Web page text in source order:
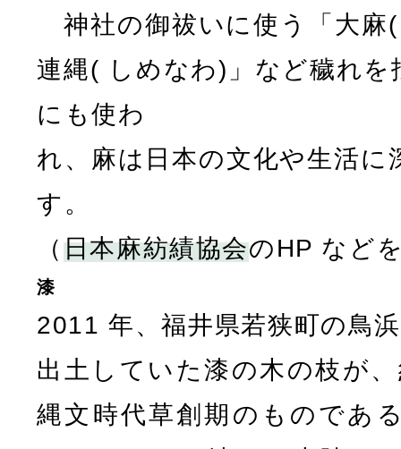
神社の御祓いに使う「大麻
連縄( しめなわ)」など穢れを
にも使わ
れ、麻は日本の文化や生活
す。
（日本麻紡績協会のHP など
漆
2011 年、福井県若狭町の鳥
出土していた漆の木の枝が
縄文時代草創期のものであ